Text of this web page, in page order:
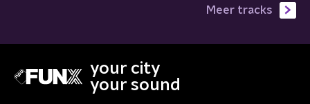
Meer tracks
your city
your sound